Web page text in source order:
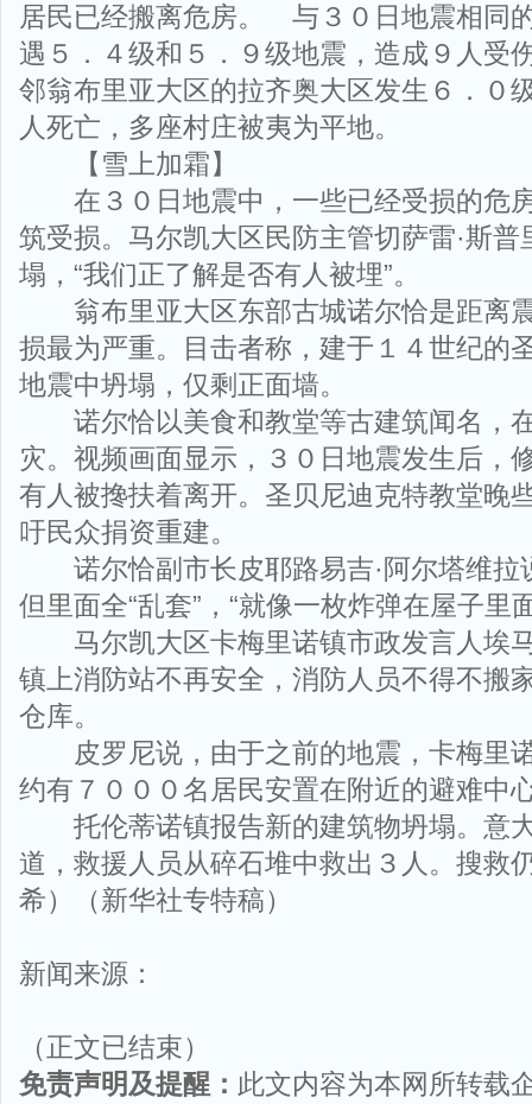
居民已经搬离危房。 与３０日地震相同
遇５．４级和５．９级地震，造成９人受
邻翁布里亚大区的拉齐奥大区发生６．０
人死亡，多座村庄被夷为平地。
【雪上加霜】
在３０日地震中，一些已经受损的危
筑受损。马尔凯大区民防主管切萨雷·斯
塌，“我们正了解是否有人被埋”。
翁布里亚大区东部古城诺尔恰是距离
损最为严重。目击者称，建于１４世纪的
地震中坍塌，仅剩正面墙。
诺尔恰以美食和教堂等古建筑闻名，
灾。视频画面显示，３０日地震发生后，
有人被搀扶着离开。圣贝尼迪克特教堂晚
吁民众捐资重建。
诺尔恰副市长皮耶路易吉·阿尔塔维拉
但里面全“乱套”，“就像一枚炸弹在屋子里
马尔凯大区卡梅里诺镇市政发言人埃
镇上消防站不再安全，消防人员不得不搬
仓库。
皮罗尼说，由于之前的地震，卡梅里
约有７０００名居民安置在附近的避难中
托伦蒂诺镇报告新的建筑物坍塌。意
道，救援人员从碎石堆中救出３人。搜救
希）（新华社专特稿）
新闻来源：
（正文已结束）
免责声明及提醒： 此文内容为本网所转载